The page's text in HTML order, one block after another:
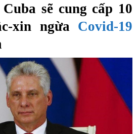
sẽ cung cấp 10
xin ngừa Covid-19